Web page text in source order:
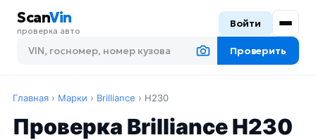
ScanVin
проверка авто
Проверить
Войти
Главная › Марки › Brilliance › H230
Проверка Brilliance H230